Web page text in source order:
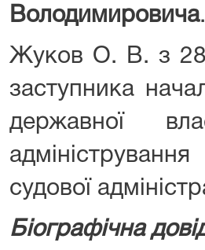
Володимировича.
Жуков О. В. з 28
заступника
державної
судової
Біографічна